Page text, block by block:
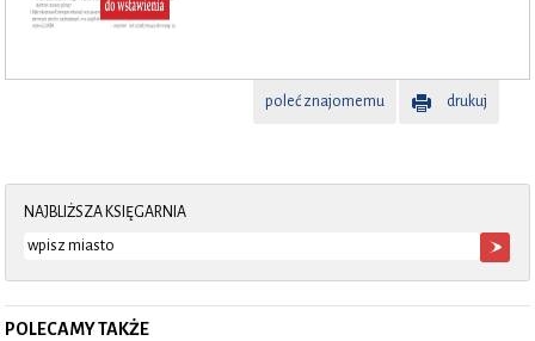
poleć znajomemu drukuj
NAJBLIŻSZA KSIĘGARNIA
POLECAMY TAKŻE